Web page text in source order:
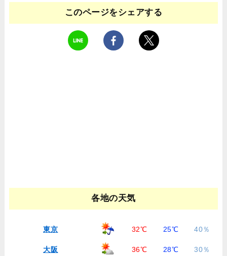
このページをシェアする
各地の天気
東京 32℃ 25℃ 40％
大阪 36℃ 28℃ 30％